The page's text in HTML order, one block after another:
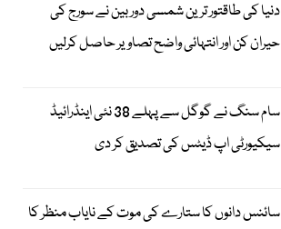
دنیا کی طاقتور ترین شمسی دوربین نے سورج کی
حیران کن اور انتہائی واضح تصاویر حاصل کرلیں
سام سنگ نے گوگل سے پہلے 38 نئی اینڈرائیڈ
سیکیورٹی اپ ڈیٹس کی تصدیق کر دی
سائنس دانوں کا ستارے کی موت کے نایاب منظر کا